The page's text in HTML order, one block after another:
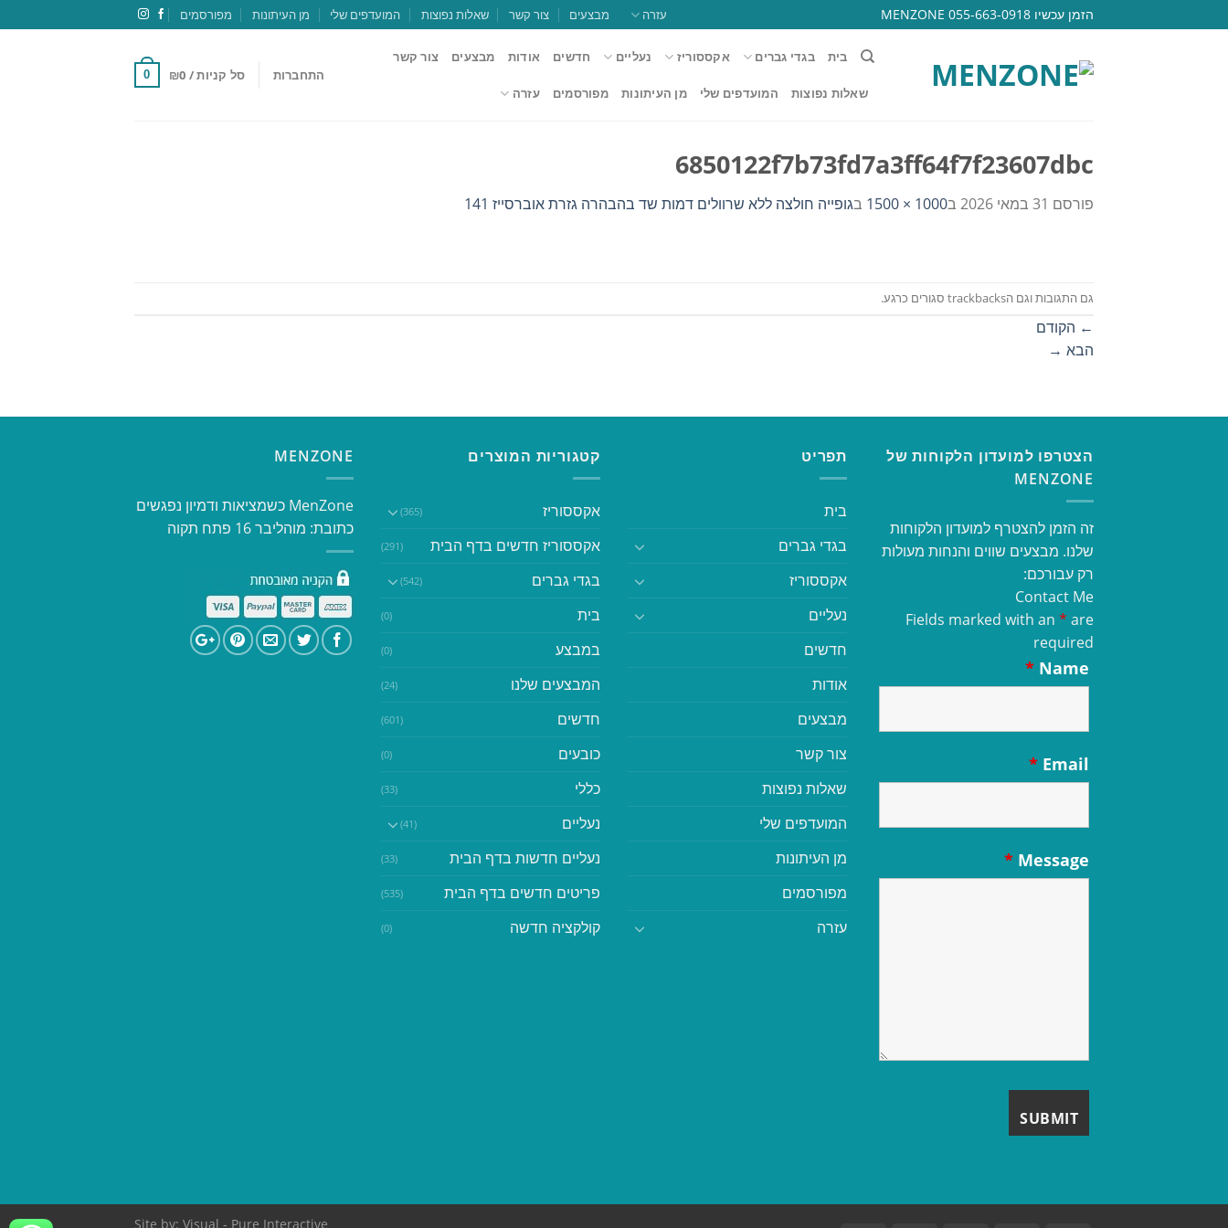
to
הזמן עכשיו 055-663-0918 MENZONE עזרה מבצעים צור קשר שאלות נפוצות המועדפים שלי מן העיתונות מפורסמים
בית בגדי גברים אקססוריז נעליים חדשים אודות מבצעים צור קשר
שאלות נפוצות המועדפים שלי מן העיתונות מפורסמים עזרה
התחברות סל קניות / ₪0
0
6850122f7b73fd7a3ff64f7f23607dbc
פורסם 31 במאי 2026 ב1000 × 1500 בגופייה חולצה ללא שרוולים דמות שד בהבהרה גזרת אוברסייז 141
גם התגובות וגם הtrackbacks סגורים כרגע.
← הקודם
הבא →
הצטרפו למועדון הלקוחות של
MENZONE
זה הזמן להצטרף למועדון הלקוחות
שלנו. מבצעים שווים והנחות מעולות
רק עבורכם:
Contact Me
Fields marked with an * are
required
Name
*
Email
*
Message
*
תפריט
בית
בגדי גברים
אקססוריז
נעליים
חדשים
אודות
מבצעים
צור קשר
שאלות נפוצות
המועדפים שלי
מן העיתונות
מפורסמים
עזרה
קטגוריות המוצרים
אקססוריז (365)
אקססוריז חדשים בדף הבית (291)
בגדי גברים (542)
בית (0)
במבצע (0)
המבצעים שלנו (24)
חדשים (601)
כובעים (0)
כללי (33)
נעליים (41)
נעליים חדשות בדף הבית (33)
פריטים חדשים בדף הבית (535)
קולקציה חדשה (0)
MENZONE
​​MenZone כשמציאות ודמיון נפגשים​
כתובת: מוהליבר 16 פתח תקוה
Site by: Visual - Pure Interactive